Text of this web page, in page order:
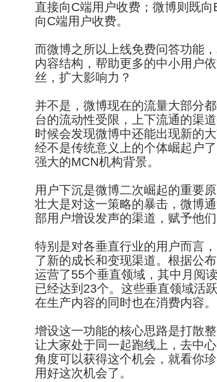
直接向C端用户收费；微博则既
向C端用户收费。
而微博之所以上线免费问答功能
内容结构，帮助更多的中小用户
丝，扩大影响力？
并不是，微博现在的流量大部分
台的流动性受限，上下流通的渠
时候会发现微博中还能出现新的
经不是传统意义上的个体崛起户
强大的MCN机构背景。
用户下沉是微博二次崛起的重要
壮大是对这一策略的暴击，微博
部用户增设发声的渠道，赋予他
特别是对各垂直行业的用户而言
了新的成长和变现渠道。根据公
运营了55个垂直领域，其中月阅
已经达到23个。这些垂直领域活
在生产内容的同时也在消费内容。
增设这一功能的核心思路是打散
让大家处于同一起跑线上，去中
角度可以获得这个机会，就看你
用好这次机会了。